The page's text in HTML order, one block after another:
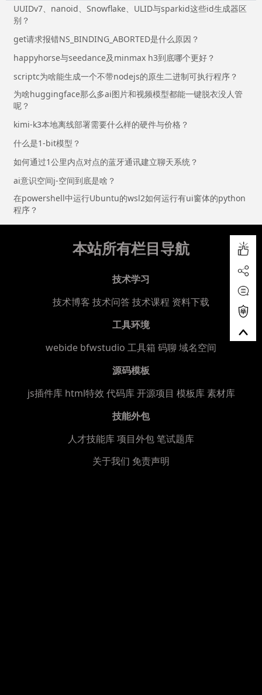
UUIDv7、nanoid、Snowflake、ULID与sparkid这些id生成器区
别？
get请求报错NS_BINDING_ABORTED是什么原因？
happyhorse与seedance及minmax h3到底哪个更好？
scriptc为啥能生成一个不带nodejs的原生二进制可执行程序？
为啥huggingface那么多ai图片和视频模型都能一键脱衣没人管
呢？
kimi-k3本地离线部署需要什么样的硬件与价格？
什么是1-bit模型？
如何通过1公里内点对点的蓝牙通讯建立聊天系统？
ai意识空间j-空间到底是啥？
在powershell中运行Ubuntu的wsl2如何运行有ui窗体的python
程序？
本站所有栏目导航
技术学习
技术博客 技术问答技术课程 资料下载
工具环境
webide bfwstudio 工具箱 码聊 域名空间
源码模板
js插件库 html特效 代码库 开源项目 模板库 素材库
技能外包
人才技能库项目外包笔试题库
关于我们 免责声明